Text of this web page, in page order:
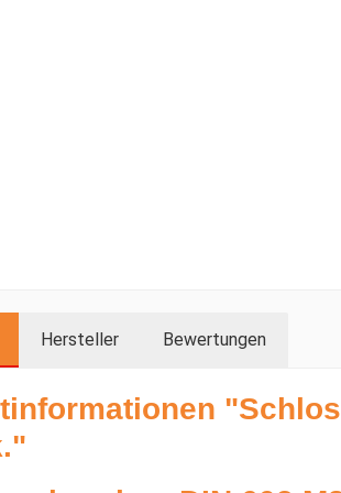
Hersteller Bewertungen